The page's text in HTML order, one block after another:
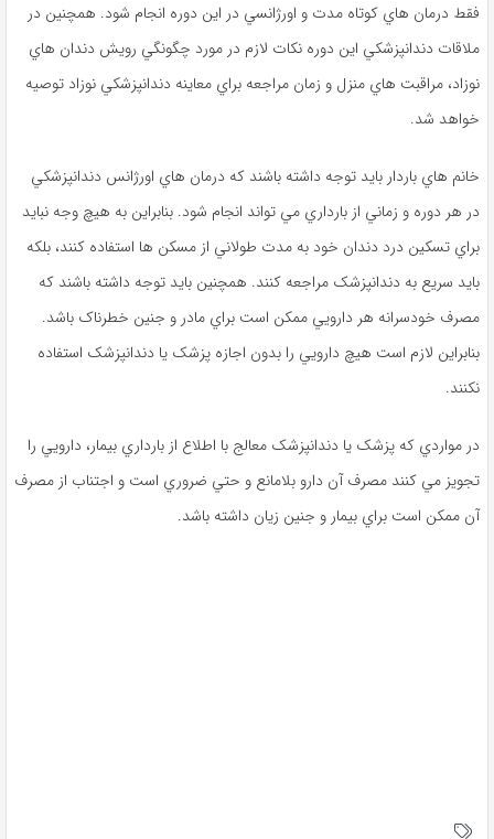
فقط درمان‌ هاي کوتاه مدت و اورژانسي در اين دوره انجام شود. همچنين در
ملاقات دندانپزشکي اين دوره نکات لازم در مورد چگونگي رويش دندان‌ هاي
نوزاد، مراقبت‌ هاي منزل و زمان مراجعه براي معاينه دندانپزشکي نوزاد توصيه
خواهد شد.
خانم ‌هاي باردار بايد توجه داشته باشند که درمان ‌هاي اورژانس دندانپزشکي
در هر دوره و زماني از بارداري مي ‌تواند انجام شود. بنابراين به هيچ‌ وجه نبايد
براي تسکين درد دندان خود به مدت طولاني از مسکن‌ ها استفاده کنند، بلکه
بايد سريع به دندانپزشک مراجعه کنند. همچنين بايد توجه داشته باشند که
مصرف خودسرانه هر دارويي ممکن است براي مادر و جنين خطرناک باشد.
بنابراين لازم است هيچ دارويي را بدون اجازه پزشک يا دندانپزشک استفاده
نکنند.
در مواردي که پزشک يا دندانپزشک معالج با اطلاع از بارداري بيمار، دارويي را
تجويز مي ‌کنند مصرف آن دارو بلامانع و حتي ضروري است و اجتناب از مصرف
آن ممکن است براي بيمار و جنين زيان داشته باشد.